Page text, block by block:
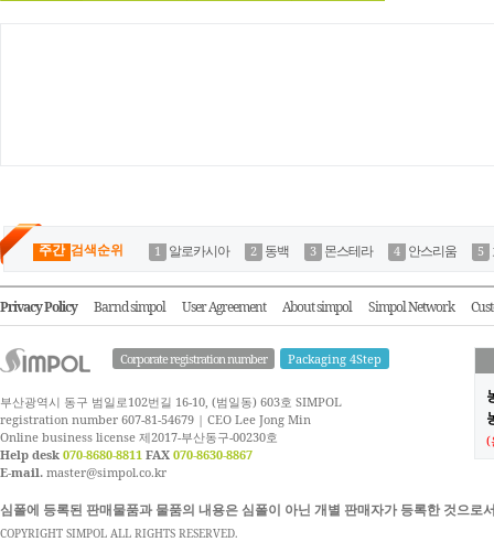
주간 검색순위 알로카시아 동백 몬스테라 안스리움
Privacy Policy Barnd simpol User Agreement About simpol Simpol Network
Corporate registration number Packaging 4Step
부산광역시 동구 범일로102번길 16-10, (범일동) 603호 SIMPOL
registration number 607-81-54679 | CEO Lee Jong Min
Online business license 제2017-부산동구-00230호
Help desk 070-8680-8811 FAX 070-8630-8867
E-mail. master@simpol.co.kr
(
심폴에 등록된 판매물품과 물품의 내용은 심폴이 아닌 개별 판매자가 등록한 것으
COPYRIGHT SIMPOL ALL RIGHTS RESERVED.